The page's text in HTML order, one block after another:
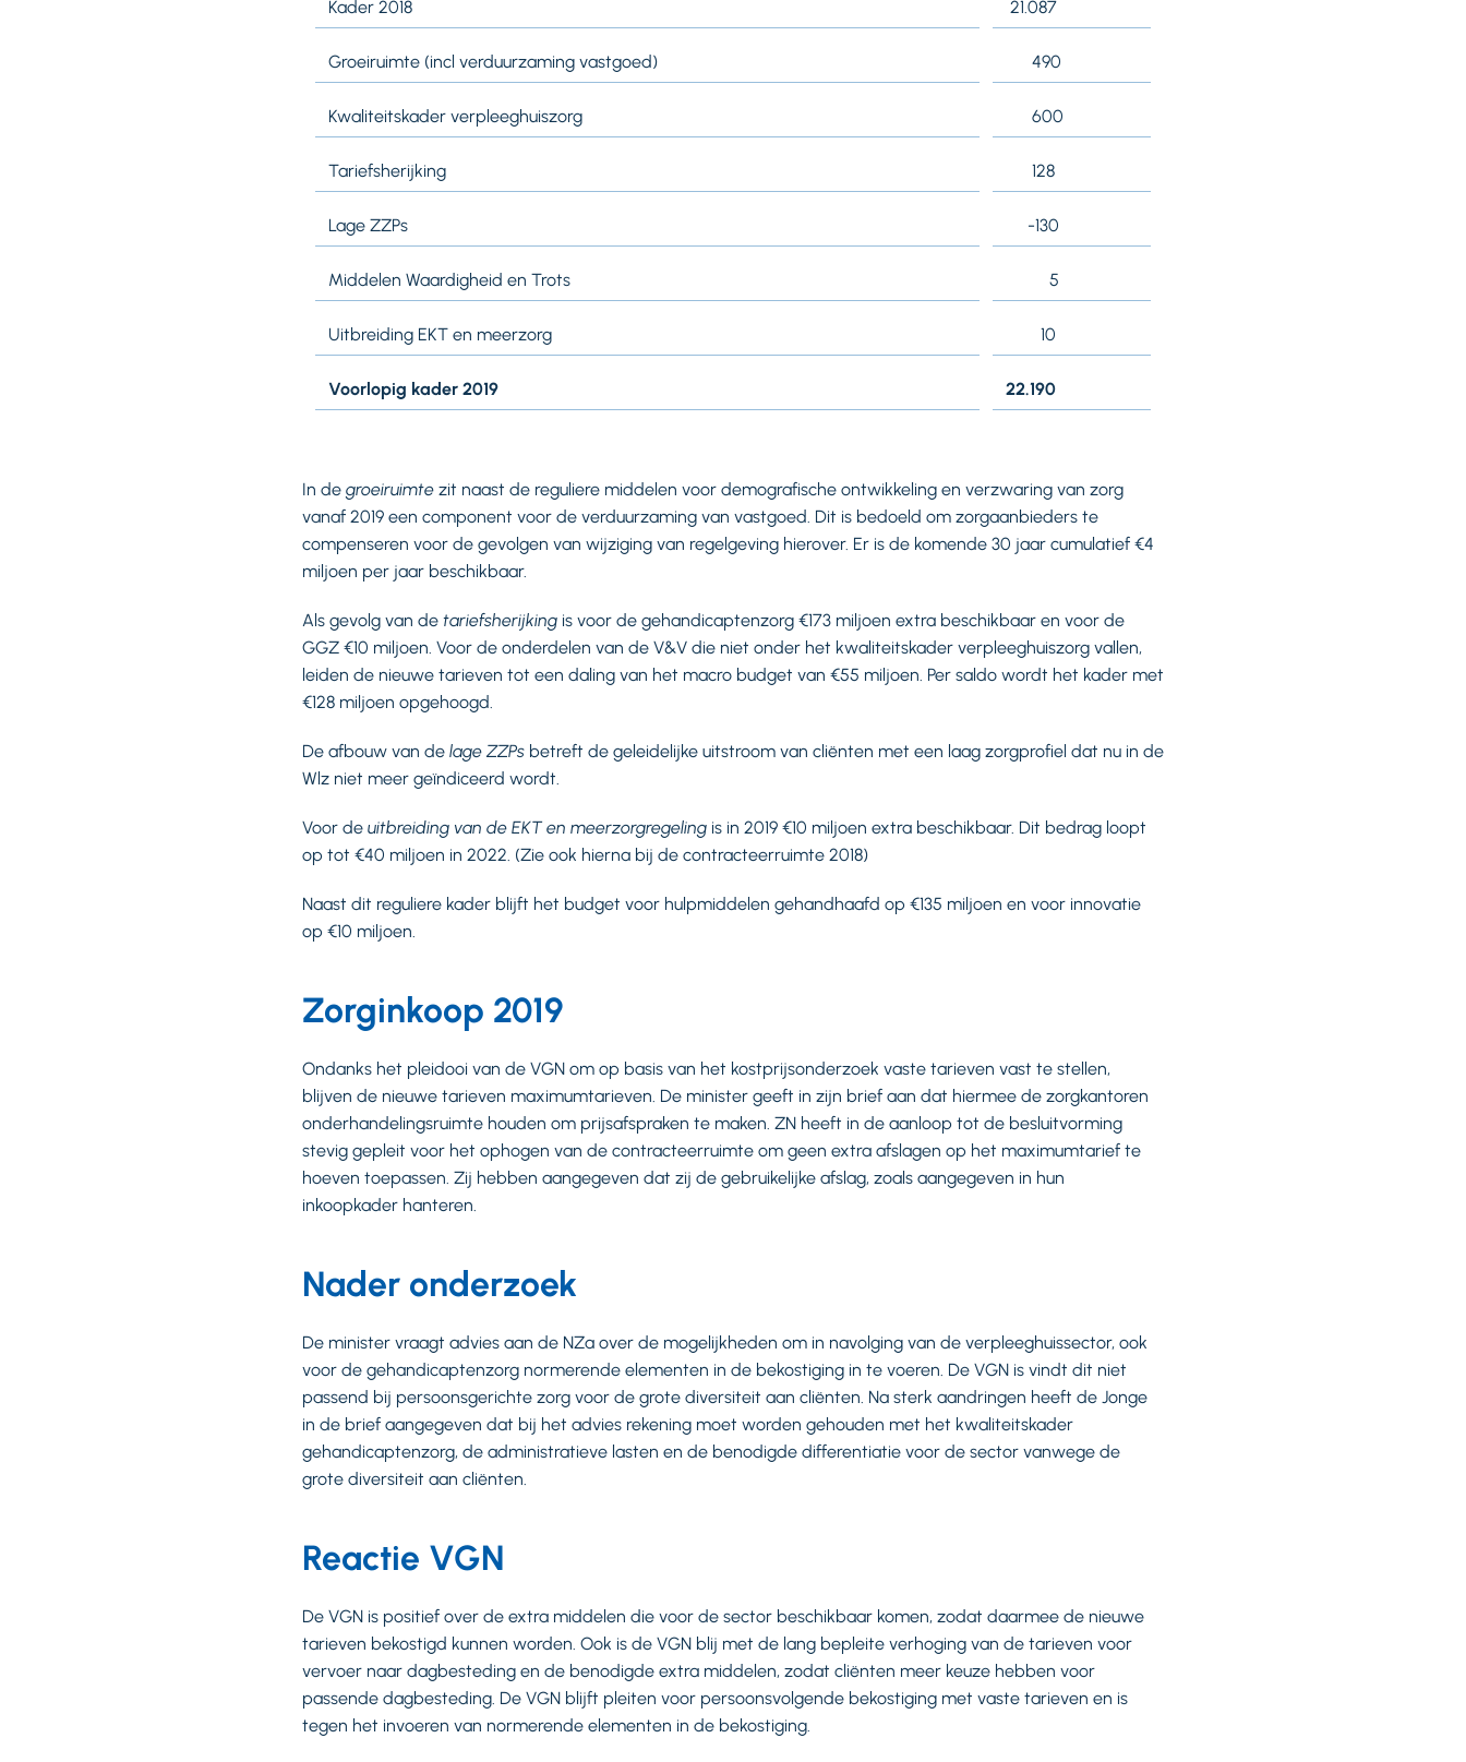
Kader 2018 21.087
Groeiruimte (incl verduurzaming vastgoed) 490
Kwaliteitskader verpleeghuiszorg 600
Tariefsherijking 128
Lage ZZPs -130
Middelen Waardigheid en Trots 5
Uitbreiding EKT en meerzorg 10
Voorlopig kader 2019 22.190
In de groeiruimtezit naast de reguliere middelen voor demografische ontwikkeling en verzwaring van zorg
vanaf 2019 een component voor de verduurzaming van vastgoed. Dit is bedoeld om zorgaanbieders te
compenseren voor de gevolgen van wijziging van regelgeving hierover. Er is de komende 30 jaar cumulatief €4
miljoen per jaar beschikbaar.
Als gevolg van de tariefsherijkingis voor de gehandicaptenzorg €173 miljoen extra beschikbaar en voor de
GGZ €10 miljoen. Voor de onderdelen van de V&V die niet onder het kwaliteitskader verpleeghuiszorg vallen,
leiden de nieuwe tarieven tot een daling van het macro budget van €55 miljoen. Per saldo wordt het kader met
€128 miljoen opgehoogd.
De afbouw van de lage ZZPsbetreft de geleidelijke uitstroom van cliënten met een laag zorgprofiel dat nu in de
Wlz niet meer geïndiceerd wordt.
Voor de uitbreiding van de EKT en meerzorgregelingis in 2019 €10 miljoen extra beschikbaar. Dit bedrag loopt
op tot €40 miljoen in 2022. (Zie ook hierna bij de contracteerruimte 2018)
Naast dit reguliere kader blijft het budget voor hulpmiddelen gehandhaafd op €135 miljoen en voor innovatie
op €10 miljoen.
Zorginkoop 2019
Ondanks het pleidooi van de VGN om op basis van het kostprijsonderzoek vaste tarieven vast te stellen,
blijven de nieuwe tarieven maximumtarieven. De minister geeft in zijn brief aan dat hiermee de zorgkantoren
onderhandelingsruimte houden om prijsafspraken te maken. ZN heeft in de aanloop tot de besluitvorming
stevig gepleit voor het ophogen van de contracteerruimte om geen extra afslagen op het maximumtarief te
hoeven toepassen. Zij hebben aangegeven dat zij de gebruikelijke afslag, zoals aangegeven in hun
inkoopkader hanteren.
Nader onderzoek
De minister vraagt advies aan de NZa over de mogelijkheden om in navolging van de verpleeghuissector, ook
voor de gehandicaptenzorg normerende elementen in de bekostiging in te voeren. De VGN is vindt dit niet
passend bij persoonsgerichte zorg voor de grote diversiteit aan cliënten. Na sterk aandringen heeft de Jonge
in de brief aangegeven dat bij het advies rekening moet worden gehouden met het kwaliteitskader
gehandicaptenzorg, de administratieve lasten en de benodigde differentiatie voor de sector vanwege de
grote diversiteit aan cliënten.
Reactie VGN
De VGN is positief over de extra middelen die voor de sector beschikbaar komen, zodat daarmee de nieuwe
tarieven bekostigd kunnen worden. Ook is de VGN blij met de lang bepleite verhoging van de tarieven voor
vervoer naar dagbesteding en de benodigde extra middelen, zodat cliënten meer keuze hebben voor
passende dagbesteding. De VGN blijft pleiten voor persoonsvolgende bekostiging met vaste tarieven en is
tegen het invoeren van normerende elementen in de bekostiging.